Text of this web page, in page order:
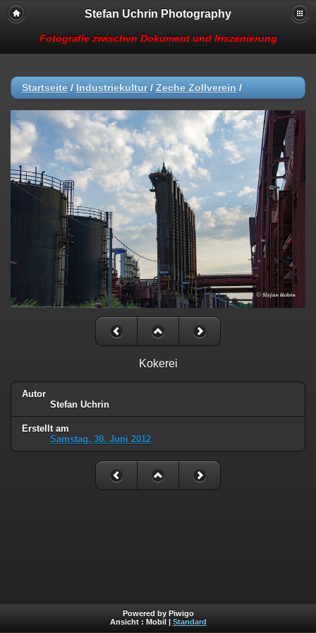
Stefan Uchrin Photography
Fotografie zwischen Dokument und Inszenierung
Startseite / Industriekultur/ Zeche Zollverein /
Kokerei
Autor
Stefan Uchrin
Erstellt am
Samstag, 30. Juni 2012
Powered by Piwigo
Ansicht : Mobil Standard